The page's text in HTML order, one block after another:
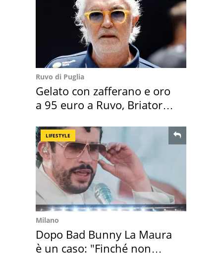
Ruvo di Puglia
Gelato con zafferano e oro
a 95 euro a Ruvo, Briatore
LIFESTYLE
Milano
Dopo Bad Bunny La Maura
è un caso: "Finché non